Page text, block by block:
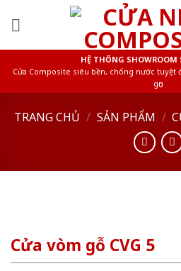
HỆ THỐNG SHOWROOM
Cửa Composite siêu bền, chống nước tuyệt
gọn
TRANG CHỦ / SẢN PHẨM /
Cửa vòm gỗ CVG 5